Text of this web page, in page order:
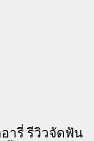
อารี่ รีวิวจัดฟัน